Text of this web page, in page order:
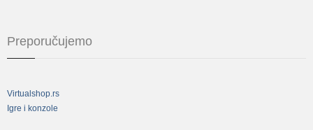
Preporučujemo
Virtualshop.rs
Igre i konzole